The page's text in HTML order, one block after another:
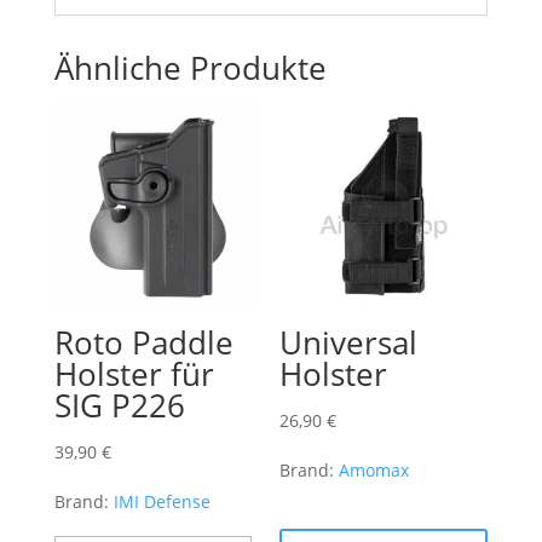
Ähnliche Produkte
Roto Paddle
Holster für
SIG P226
39,90 €
Brand: IMI Defense
Universal
Holster
26,90€
Brand:Amomax